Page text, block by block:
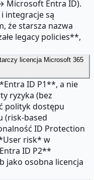
Microsoft Entra ID).
integracje są
że starsza nazwa
legacy policies**,
licencja Microsoft 365
ID P1**, a nie
ryzyka (bez
polityk dostępu
(risk-based
ID Protection
risk* w
ID P2**
jako osobna licencja